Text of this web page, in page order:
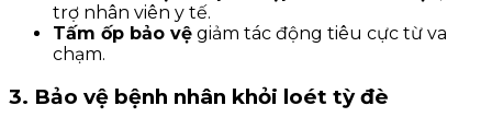
trợ nhân viên y tế.
Tấm ốp bảo vệ giảm tác động tiêu cực từ va
chạm.
3. Bảo vệ bệnh nhân khỏi loét tỳ đè